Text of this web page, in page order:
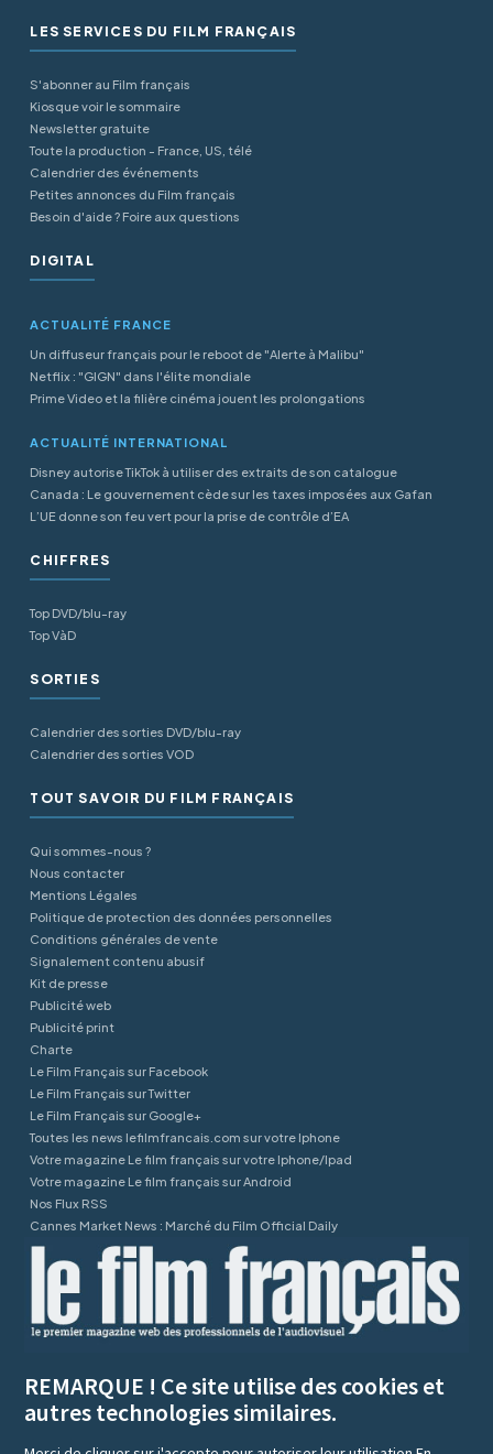
LES SERVICES DU FILM FRANÇAIS
S'abonner au Film français
Kiosque voir le sommaire
Newsletter gratuite
Toute la production - France, US, télé
Calendrier des événements
Petites annonces du Film français
Besoin d'aide ? Foire aux questions
DIGITAL
ACTUALITÉ FRANCE
Un diffuseur français pour le reboot de "Alerte à Malibu"
Netflix : "GIGN" dans l'élite mondiale
Prime Video et la filière cinéma jouent les prolongations
ACTUALITÉ INTERNATIONAL
Disney autorise TikTok à utiliser des extraits de son catalogue
Canada : Le gouvernement cède sur les taxes imposées aux Gafan
L’UE donne son feu vert pour la prise de contrôle d’EA
CHIFFRES
Top DVD/blu-ray
Top VàD
SORTIES
Calendrier des sorties DVD/blu-ray
Calendrier des sorties VOD
TOUT SAVOIR DU FILM FRANÇAIS
Qui sommes-nous ?
Nous contacter
Mentions Légales
Politique de protection des données personnelles
Conditions générales de vente
Signalement contenu abusif
Kit de presse
Publicité web
Publicité print
Charte
Le Film Français sur Facebook
Le Film Français sur Twitter
Le Film Français sur Google+
Toutes les news lefilmfrancais.com sur votre Iphone
Votre magazine Le film français sur votre Iphone/Ipad
Votre magazine Le film français sur Android
Nos Flux RSS
Cannes Market News : Marché du Film Official Daily
REMARQUE ! Ce site utilise des cookies et
autres technologies similaires.